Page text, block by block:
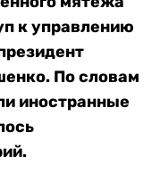
к управлению
По словам
иностранные